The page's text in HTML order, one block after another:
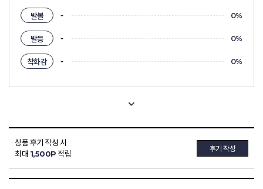
발볼 - 0%
발등 - 0%
착화감 - 0%
상품 후기 작성 시
최대 1,500P 적립
후기 작성